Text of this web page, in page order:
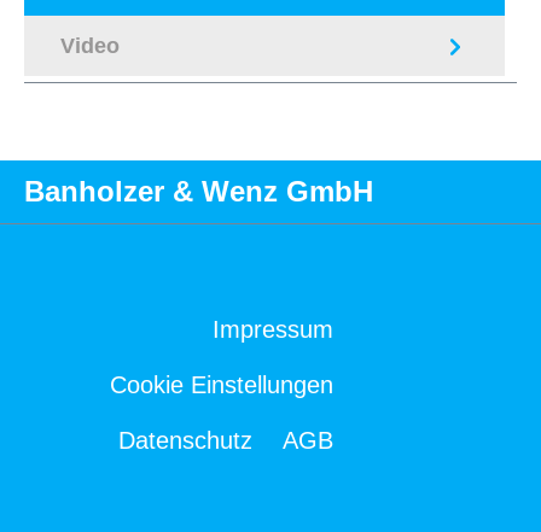
Video
Banholzer & Wenz GmbH
Impressum
Cookie Einstellungen
Datenschutz AGB